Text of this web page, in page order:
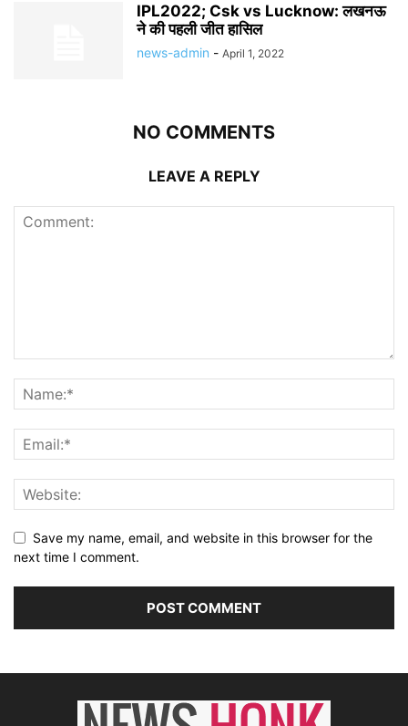
IPL2022; Csk vs Lucknow: लखनऊ
ने की पहली जीत हासिल
news-admin - April 1, 2022
NO COMMENTS
LEAVE A REPLY
Save my name, email, and website in this browser for the
next time I comment.